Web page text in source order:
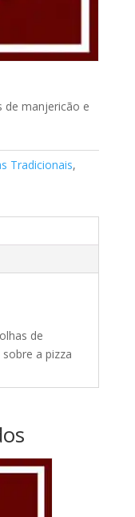
de manjericão e
Tradicionais,
de
a pizza